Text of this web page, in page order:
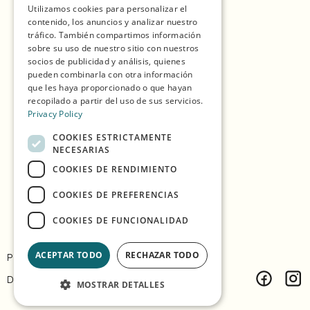
Experiencias
Comer y Beber
Alojamiento
Compras
Temporadas
Nuestros Socios
Privacidad y Políticas
Contacto
Diseño:
Árvu Código:Vitikka
SPANISH
NORWEGIAN
Utilizamos cookies para personalizar el
contenido, los anuncios y analizar nuestro
tráfico. También compartimos información
sobre su uso de nuestro sitio con nuestros
socios de publicidad y análisis, quienes
pueden combinarla con otra información
que les haya proporcionado o que hayan
recopilado a partir del uso de sus servicios.
Privacy Policy
COOKIES ESTRICTAMENTE
NECESARIAS
COOKIES DE RENDIMIENTO
COOKIES DE PREFERENCIAS
COOKIES DE FUNCIONALIDAD
ACEPTAR TODO RECHAZAR TODO
MOSTRAR DETALLES